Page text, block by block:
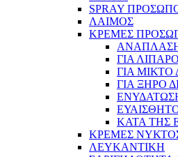
SPRAY
ΛΑΙΜΟΣ
ΚΡΕΜΕΣ
ΓΙΑ
ΓΙΑ ΜΙΚΤΟ
ΓΙΑ ΞΗΡΟ
ΚΑΤΑ ΤΗΣ
ΚΡΕΜΕΣ
ΛΕΥΚΑΝΤΙΚΗ